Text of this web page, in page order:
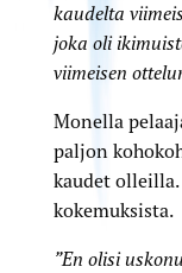
kaudelta
joka oli
viimeisen
Monella
paljon
kaudet olleilla.
kokemuksista.
”En olisi